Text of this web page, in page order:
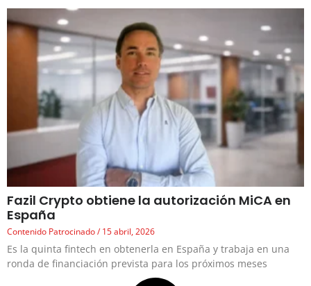
Fazil Crypto obtiene la autorización MiCA en
España
Contenido Patrocinado 15 abril, 2026
Es la quinta fintech en obtenerla en España y trabaja en una
ronda de financiación prevista para los próximos meses